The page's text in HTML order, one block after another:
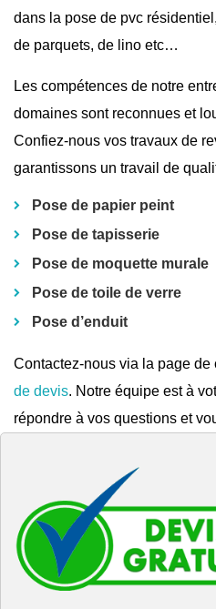
dans la pose de pvc
de parquets, de lino etc…
Les compétences de notre
domaines sont reconnues et
Confiez-nous vos travaux de
garantissons un travail de
Pose de papier peint
Pose de tapisserie
Pose de moquette murale
Pose de toile de verre
Pose d’enduit
Contactez-nous via la page de
de devis. Notre équipe est à
répondre à vos questions et